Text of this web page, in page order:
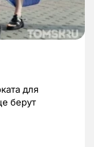
для
берут